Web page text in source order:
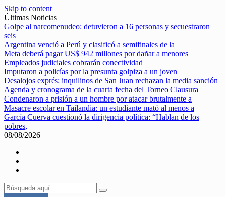
Skip to content
Últimas Noticias
Golpe al narcomenudeo: detuvieron a 16 personas y secuestraron
seis
Argentina venció a Perú y clasificó a semifinales de la
Meta deberá pagar US$ 942 millones por dañar a menores
Empleados judiciales cobrarán conectividad
Imputaron a policías por la presunta golpiza a un joven
Desalojos exprés: inquilinos de San Juan rechazan la media sanción
Agenda y cronograma de la cuarta fecha del Torneo Clausura
Condenaron a prisión a un hombre por atacar brutalmente a
Masacre escolar en Tailandia: un estudiante mató al menos a
García Cuerva cuestionó la dirigencia política: “Hablan de los
pobres,
08/08/2026